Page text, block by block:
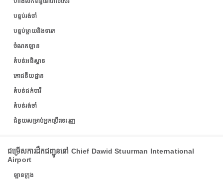
បន្ទប់រង់ចាំ
បន្ទប់ម្តាយនិងទារក
ចំណតឡាន
តំបន់អធិស្ឋាន
ភោជនីយដ្ឋាន
តំបន់ជក់បារី
តំបន់រង់ចាំ
ជំនួយសម្រាប់អ្នកប្រើរទេះរុញ
ជម្រើសការដឹកជញ្ជូននៅ Chief Dawid Stuurman International
Airport
ឡានក្រុង